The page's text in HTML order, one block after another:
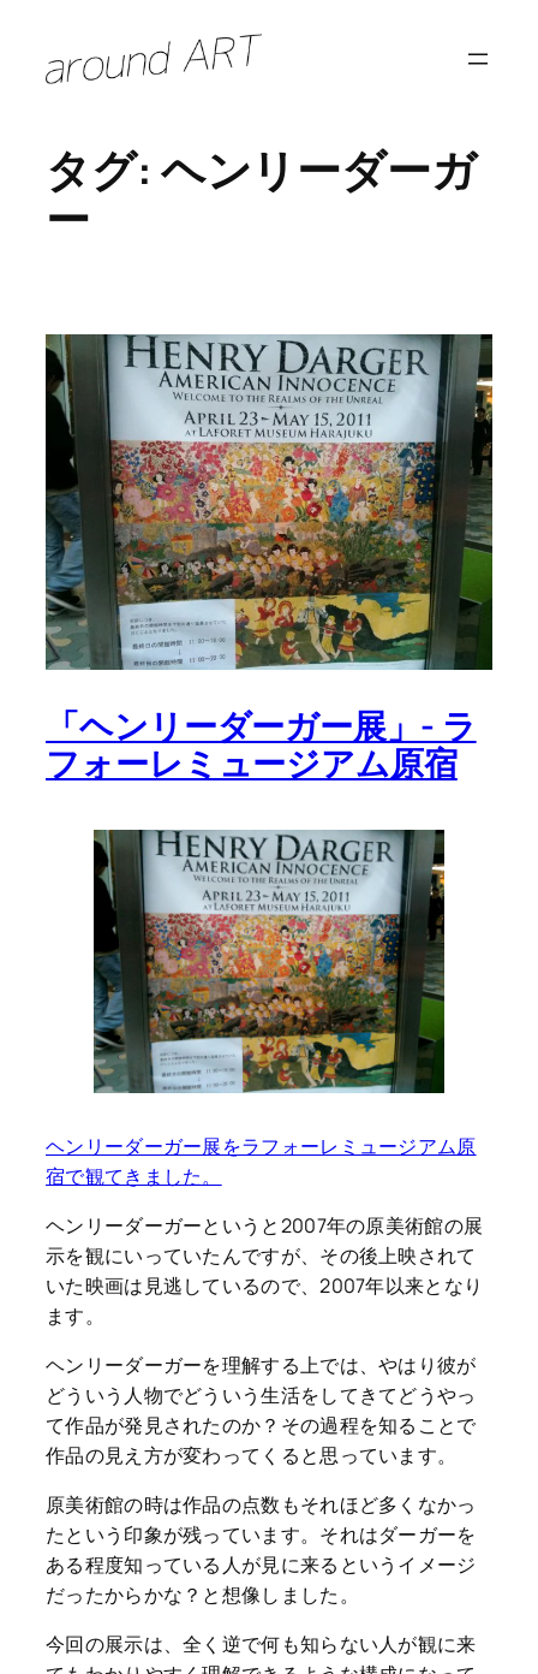
タグ: ヘンリーダーガ
ー
「ヘンリーダーガー展」- ラ
フォーレミュージアム原宿
ヘンリーダーガー展をラフォーレミュージアム原
宿で観てきました。
ヘンリーダーガーというと2007年の原美術館の展
示を観にいっていたんですが、その後上映されて
いた映画は見逃しているので、2007年以来となり
ます。
ヘンリーダーガーを理解する上では、やはり彼が
どういう人物でどういう生活をしてきてどうやっ
て作品が発見されたのか？その過程を知ることで
作品の見え方が変わってくると思っています。
原美術館の時は作品の点数もそれほど多くなかっ
たという印象が残っています。それはダーガーを
ある程度知っている人が見に来るというイメージ
だったからかな？と想像しました。
今回の展示は、全く逆で何も知らない人が観に来